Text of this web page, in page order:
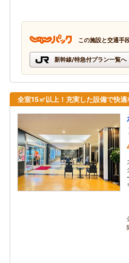
この施設と交通手
新幹線/特急付プラン一覧へ
全室15㎡以上！充実した設備で快適